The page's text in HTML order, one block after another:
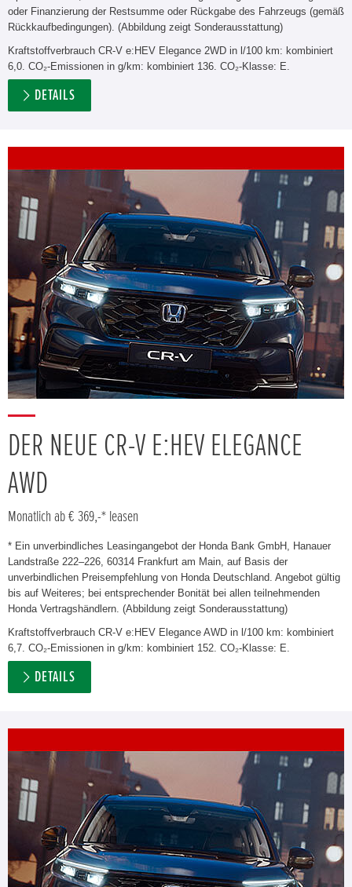
oder Finanzierung der Restsumme oder Rückgabe des Fahrzeugs (gemäß
Rückkaufbedingungen). (Abbildung zeigt Sonderausstattung)
Kraftstoffverbrauch CR-V e:HEV Elegance 2WD in l/100 km: kombiniert
6,0. CO₂-Emissionen in g/km: kombiniert 136. CO₂-Klasse: E.
DETAILS
DER NEUE CR-V E:HEV ELEGANCE
AWD
Monatlich ab € 369,-* leasen
* Ein unverbindliches Leasingangebot der Honda Bank GmbH, Hanauer
Landstraße 222–226, 60314 Frankfurt am Main, auf Basis der
unverbindlichen Preisempfehlung von Honda Deutschland. Angebot gültig
bis auf Weiteres; bei entsprechender Bonität bei allen teilnehmenden
Honda Vertragshändlern. (Abbildung zeigt Sonderausstattung)
Kraftstoffverbrauch CR-V e:HEV Elegance AWD in l/100 km: kombiniert
6,7. CO₂-Emissionen in g/km: kombiniert 152. CO₂-Klasse: E.
DETAILS